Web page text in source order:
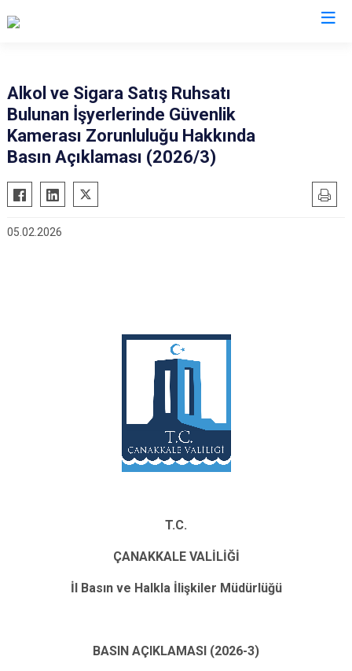
Alkol ve Sigara Satış Ruhsatı
Bulunan İşyerlerinde Güvenlik
Kamerası Zorunluluğu Hakkında
Basın Açıklaması (2026/3)
05.02.2026
T.C.
ÇANAKKALE VALİLİĞİ
İl Basın ve Halkla İlişkiler Müdürlüğü
BASIN AÇIKLAMASI (2026-3)